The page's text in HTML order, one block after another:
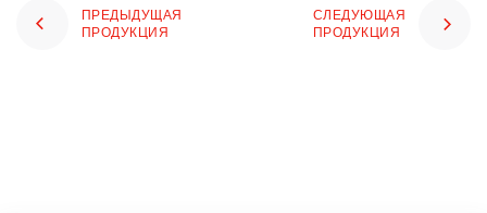
ПРЕДЫДУЩАЯ
ПРОДУКЦИЯ
СЛЕДУЮЩАЯ
ПРОДУКЦИЯ